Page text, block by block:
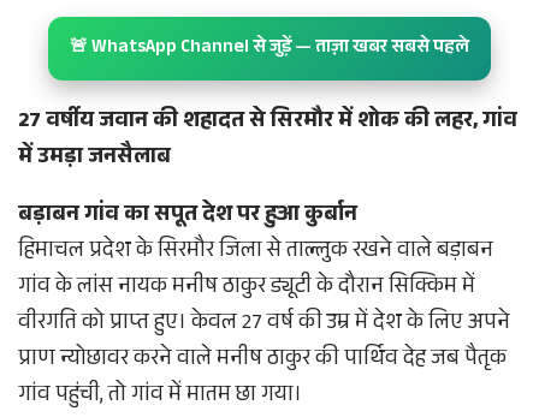
🚨 WhatsApp Channel से जुड़ें — ताज़ा खबर सबसे पहले
27 वर्षीय जवान की शहादत से सिरमौर में शोक की लहर, गांव
में उमड़ा जनसैलाब
बड़ाबन गांव का सपूत देश पर हुआ कुर्बान
हिमाचल प्रदेश के सिरमौर जिला से ताल्लुक रखने वाले बड़ाबन
गांव के लांस नायक मनीष ठाकुर ड्यूटी के दौरान सिक्किम में
वीरगति को प्राप्त हुए। केवल 27 वर्ष की उम्र में देश के लिए अपने
प्राण न्योछावर करने वाले मनीष ठाकुर की पार्थिव देह जब पैतृक
गांव पहुंची, तो गांव में मातम छा गया।